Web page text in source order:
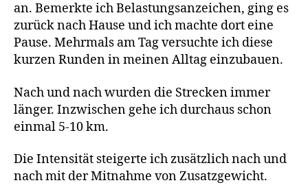
an. Bemerkte ich Belastungsanzeichen, ging es
zurück nach Hause und ich machte dort eine
Pause. Mehrmals am Tag versuchte ich diese
kurzen Runden in meinen Alltag einzubauen.
Nach und nach wurden die Strecken immer
länger. Inzwischen gehe ich durchaus schon
einmal 5-10 km.
Die Intensität steigerte ich zusätzlich nach und
nach mit der Mitnahme von Zusatzgewicht.